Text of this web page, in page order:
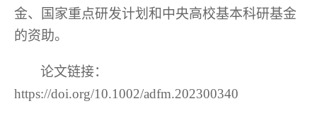
金、国家重点研发计划和中央高校基本科研基金
的资助。
论文链接：
https://doi.org/10.1002/adfm.202300340